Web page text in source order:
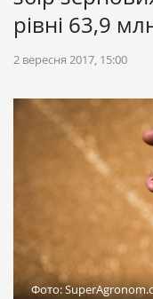
рівні 63,9
2 вересня 2017, 15:00
Фото: